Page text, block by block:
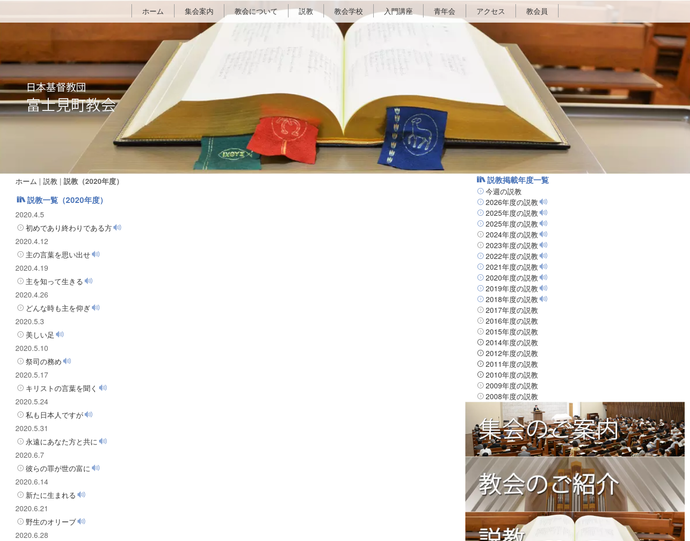
ホーム 集会案内 教会について 説教 教会学校 入門講座 青年会 アクセス 教会員
ホーム | 説教 | 説教（2020年度）
説教一覧（2020年度）
2020.4.5
初めであり終わりである方
2020.4.12
主の言葉を思い出せ
2020.4.19
主を知って生きる
2020.4.26
どんな時も主を仰ぎ
2020.5.3
美しい足
2020.5.10
祭司の務め
2020.5.17
キリストの言葉を聞く
2020.5.24
私も日本人ですが
2020.5.31
永遠にあなた方と共に
2020.6.7
彼らの罪が世の富に
2020.6.14
新たに生まれる
2020.6.21
野生のオリーブ
2020.6.28
説教掲載年度一覧
今週の説教
2026年度の説教
2025年度の説教
2025年度の説教
2024年度の説教
2023年度の説教
2022年度の説教
2021年度の説教
2020年度の説教
2019年度の説教
2018年度の説教
2017年度の説教
2016年度の説教
2015年度の説教
2014年度の説教
2012年度の説教
2011年度の説教
2010年度の説教
2009年度の説教
2008年度の説教